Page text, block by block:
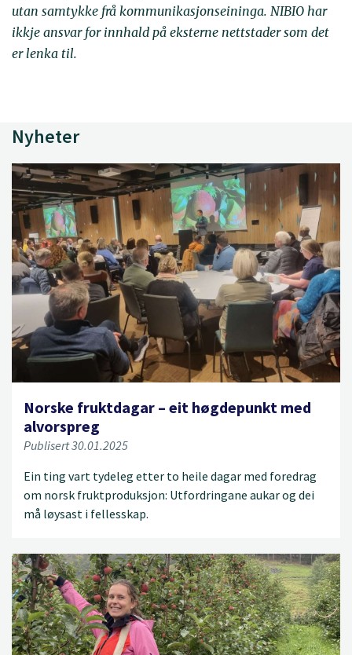
utan samtykke frå kommunikasjonseininga. NIBIO har
ikkje ansvar for innhald på eksterne nettstader som det
er lenka til.
Nyheter
Norske fruktdagar – eit høgdepunkt med
alvorspreg
Publisert 30.01.2025
Ein ting vart tydeleg etter to heile dagar med foredrag
om norsk fruktproduksjon: Utfordringane aukar og dei
må løysast i fellesskap.